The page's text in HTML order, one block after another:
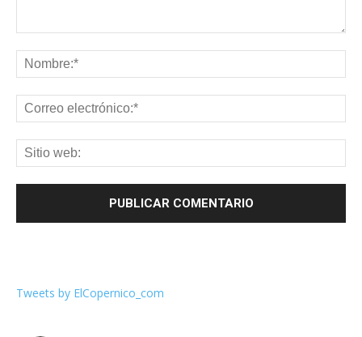
Tweets by ElCopernico_com